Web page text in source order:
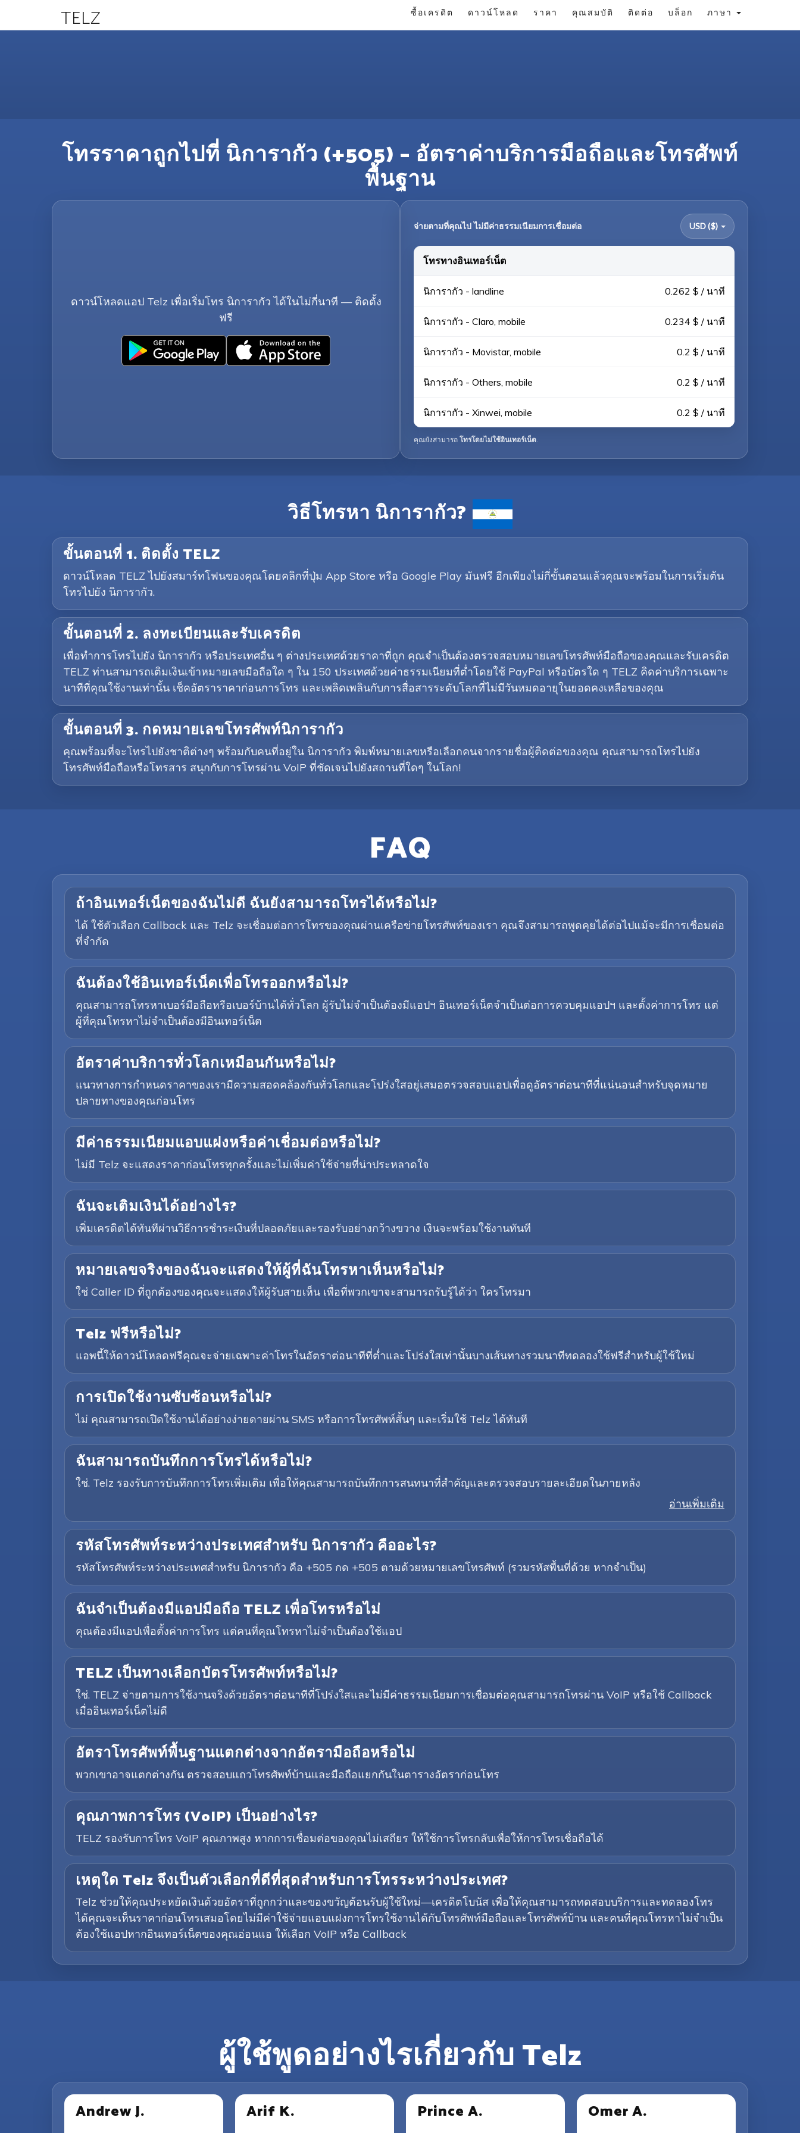
TELZ ซื้อเครดิต ดาวน์โหลด ราคา คุณสมบัติ ติดต่อ บล็อก ภาษา
โทรราคาถูกไปที่ นิการากัว (+505) – อัตราค่าบริการมือถือและโทรศัพท์
พื้นฐาน
ดาวน์โหลดแอป Telz เพื่อเริ่มโทร นิการากัว ได้ในไม่กี่นาที — ติดตั้ง
ฟรี
จ่ายตามที่คุณไป ไม่มีค่าธรรมเนียมการเชื่อมต่อ USD ($)
โทรทางอินเทอร์เน็ต
นิการากัว - landline 0.262 $ / นาที
นิการากัว - Claro, mobile 0.234 $ / นาที
นิการากัว - Movistar, mobile 0.2 $ / นาที
นิการากัว - Others, mobile 0.2 $ / นาที
นิการากัว - Xinwei, mobile 0.2 $ / นาที
คุณยังสามารถ โทรโดยไม่ใช้อินเทอร์เน็ต.
วิธีโทรหา นิการากัว?
ขั้นตอนที่ 1. ติดตั้ง TELZ
ดาวน์โหลด TELZ ไปยังสมาร์ทโฟนของคุณโดยคลิกที่ปุ่ม App Store หรือ Google Play มันฟรี อีกเพียงไม่กี่ขั้นตอนแล้วคุณจะพร้อมในการเริ่มต้น
โทรไปยัง นิการากัว.
ขั้นตอนที่ 2. ลงทะเบียนและรับเครดิต
เพื่อทำการโทรไปยัง นิการากัว หรือประเทศอื่น ๆ ต่างประเทศด้วยราคาที่ถูก คุณจำเป็นต้องตรวจสอบหมายเลขโทรศัพท์มือถือของคุณและรับเครดิต
TELZ ท่านสามารถเติมเงินเข้าหมายเลขมือถือใด ๆ ใน 150 ประเทศด้วยค่าธรรมเนียมที่ต่ำโดยใช้ PayPal หรือบัตรใด ๆ TELZ คิดค่าบริการเฉพาะ
นาทีที่คุณใช้งานเท่านั้น เช็คอัตราราคาก่อนการโทร และเพลิดเพลินกับการสื่อสารระดับโลกที่ไม่มีวันหมดอายุในยอดคงเหลือของคุณ
ขั้นตอนที่ 3. กดหมายเลขโทรศัพท์นิการากัว
คุณพร้อมที่จะโทรไปยังชาติต่างๆ พร้อมกับคนที่อยู่ใน นิการากัว พิมพ์หมายเลขหรือเลือกคนจากรายชื่อผู้ติดต่อของคุณ คุณสามารถโทรไปยัง
โทรศัพท์มือถือหรือโทรสาร สนุกกับการโทรผ่าน VoIP ที่ชัดเจนไปยังสถานที่ใดๆ ในโลก!
FAQ
ถ้าอินเทอร์เน็ตของฉันไม่ดี ฉันยังสามารถโทรได้หรือไม่?
ได้ ใช้ตัวเลือก Callback และ Telz จะเชื่อมต่อการโทรของคุณผ่านเครือข่ายโทรศัพท์ของเรา คุณจึงสามารถพูดคุยได้ต่อไปแม้จะมีการเชื่อมต่อ
ที่จำกัด
ฉันต้องใช้อินเทอร์เน็ตเพื่อโทรออกหรือไม่?
คุณสามารถโทรหาเบอร์มือถือหรือเบอร์บ้านได้ทั่วโลก ผู้รับไม่จำเป็นต้องมีแอปฯ อินเทอร์เน็ตจำเป็นต่อการควบคุมแอปฯ และตั้งค่าการโทร แต่
ผู้ที่คุณโทรหาไม่จำเป็นต้องมีอินเทอร์เน็ต
อัตราค่าบริการทั่วโลกเหมือนกันหรือไม่?
แนวทางการกำหนดราคาของเรามีความสอดคล้องกันทั่วโลกและโปร่งใสอยู่เสมอตรวจสอบแอปเพื่อดูอัตราต่อนาทีที่แน่นอนสำหรับจุดหมาย
ปลายทางของคุณก่อนโทร
มีค่าธรรมเนียมแอบแฝงหรือค่าเชื่อมต่อหรือไม่?
ไม่มี Telz จะแสดงราคาก่อนโทรทุกครั้งและไม่เพิ่มค่าใช้จ่ายที่น่าประหลาดใจ
ฉันจะเติมเงินได้อย่างไร?
เพิ่มเครดิตได้ทันทีผ่านวิธีการชำระเงินที่ปลอดภัยและรองรับอย่างกว้างขวาง เงินจะพร้อมใช้งานทันที
หมายเลขจริงของฉันจะแสดงให้ผู้ที่ฉันโทรหาเห็นหรือไม่?
ใช่ Caller ID ที่ถูกต้องของคุณจะแสดงให้ผู้รับสายเห็น เพื่อที่พวกเขาจะสามารถรับรู้ได้ว่า ใครโทรมา
Telz ฟรีหรือไม่?
แอพนี้ให้ดาวน์โหลดฟรีคุณจะจ่ายเฉพาะค่าโทรในอัตราต่อนาทีที่ต่ำและโปร่งใสเท่านั้นบางเส้นทางรวมนาทีทดลองใช้ฟรีสำหรับผู้ใช้ใหม่
การเปิดใช้งานซับซ้อนหรือไม่?
ไม่ คุณสามารถเปิดใช้งานได้อย่างง่ายดายผ่าน SMS หรือการโทรศัพท์สั้นๆ และเริ่มใช้ Telz ได้ทันที
ฉันสามารถบันทึกการโทรได้หรือไม่?
ใช่. Telz รองรับการบันทึกการโทรเพิ่มเติม เพื่อให้คุณสามารถบันทึกการสนทนาที่สำคัญและตรวจสอบรายละเอียดในภายหลัง
อ่านเพิ่มเติม
รหัสโทรศัพท์ระหว่างประเทศสำหรับ นิการากัว คืออะไร?
รหัสโทรศัพท์ระหว่างประเทศสำหรับ นิการากัว คือ +505 กด +505 ตามด้วยหมายเลขโทรศัพท์ (รวมรหัสพื้นที่ด้วย หากจำเป็น)
ฉันจำเป็นต้องมีแอปมือถือ TELZ เพื่อโทรหรือไม่
คุณต้องมีแอปเพื่อตั้งค่าการโทร แต่คนที่คุณโทรหาไม่จำเป็นต้องใช้แอป
TELZ เป็นทางเลือกบัตรโทรศัพท์หรือไม่?
ใช่. TELZ จ่ายตามการใช้งานจริงด้วยอัตราต่อนาทีที่โปร่งใสและไม่มีค่าธรรมเนียมการเชื่อมต่อคุณสามารถโทรผ่าน VoIP หรือใช้ Callback
เมื่ออินเทอร์เน็ตไม่ดี
อัตราโทรศัพท์พื้นฐานแตกต่างจากอัตรามือถือหรือไม่
พวกเขาอาจแตกต่างกัน ตรวจสอบแถวโทรศัพท์บ้านและมือถือแยกกันในตารางอัตราก่อนโทร
คุณภาพการโทร (VoIP) เป็นอย่างไร?
TELZ รองรับการโทร VoIP คุณภาพสูง หากการเชื่อมต่อของคุณไม่เสถียร ให้ใช้การโทรกลับเพื่อให้การโทรเชื่อถือได้
เหตุใด Telz จึงเป็นตัวเลือกที่ดีที่สุดสำหรับการโทรระหว่างประเทศ?
Telz ช่วยให้คุณประหยัดเงินด้วยอัตราที่ถูกกว่าและของขวัญต้อนรับผู้ใช้ใหม่—เครดิตโบนัส เพื่อให้คุณสามารถทดสอบบริการและทดลองโทร
ได้คุณจะเห็นราคาก่อนโทรเสมอโดยไม่มีค่าใช้จ่ายแอบแฝงการโทรใช้งานได้กับโทรศัพท์มือถือและโทรศัพท์บ้าน และคนที่คุณโทรหาไม่จำเป็น
ต้องใช้แอปหากอินเทอร์เน็ตของคุณอ่อนแอ ให้เลือก VoIP หรือ Callback
ผู้ใช้พูดอย่างไรเกี่ยวกับ Telz
Andrew J. Arif K. Prince A. Omer A.